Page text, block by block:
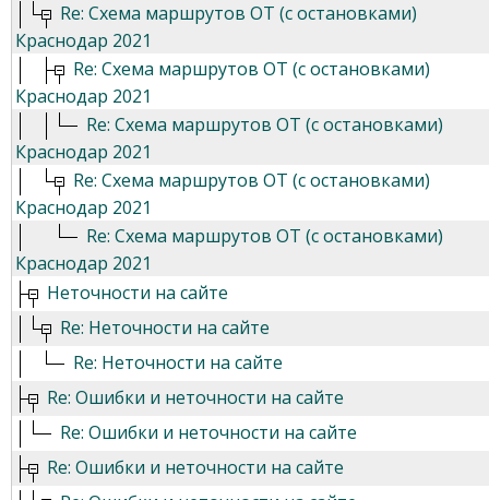
Re: Схема маршрутов ОТ (с остановками)
Краснодар 2021
Re: Схема маршрутов ОТ (с остановками)
Краснодар 2021
Re: Схема маршрутов ОТ (с остановками)
Краснодар 2021
Re: Схема маршрутов ОТ (с остановками)
Краснодар 2021
Re: Схема маршрутов ОТ (с остановками)
Краснодар 2021
Неточности на сайте
Re: Неточности на сайте
Re: Неточности на сайте
Re: Ошибки и неточности на сайте
Re: Ошибки и неточности на сайте
Re: Ошибки и неточности на сайте